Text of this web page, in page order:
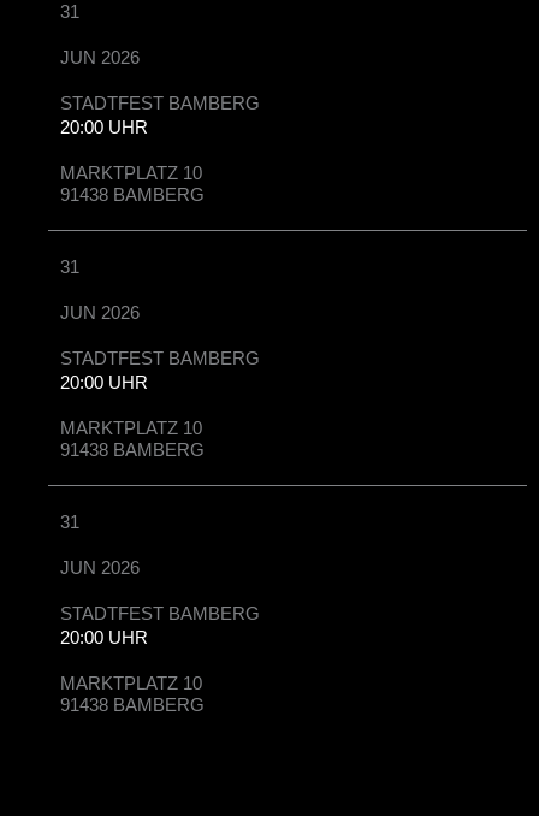
31
JUN 2026
STADTFEST BAMBERG
20:00 UHR
MARKTPLATZ 10
91438 BAMBERG
31
JUN 2026
STADTFEST BAMBERG
20:00 UHR
MARKTPLATZ 10
91438 BAMBERG
31
JUN 2026
STADTFEST BAMBERG
20:00 UHR
MARKTPLATZ 10
91438 BAMBERG